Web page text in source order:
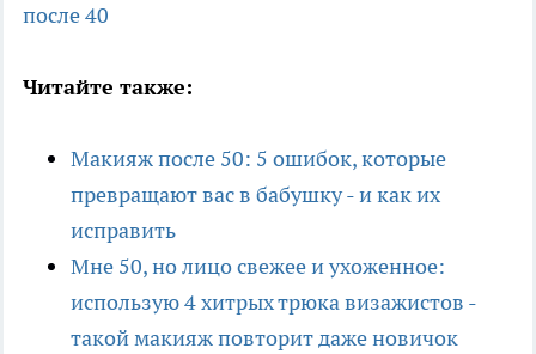
после 40
Читайте также:
Макияж после 50: 5 ошибок, которые
превращают вас в бабушку - и как их
исправить
Мне 50, но лицо свежее и ухоженное:
использую 4 хитрых трюка визажистов -
такой макияж повторит даже новичок